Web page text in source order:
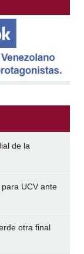
de la
UCV ante
otra final